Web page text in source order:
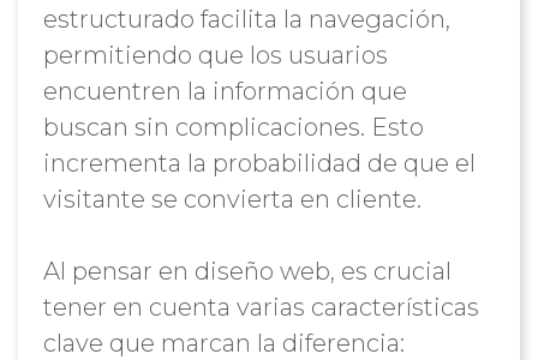
estructurado facilita la navegación,
permitiendo que los usuarios
encuentren la información que
buscan sin complicaciones. Esto
incrementa la probabilidad de que el
visitante se convierta en cliente.
Al pensar en diseño web, es crucial
tener en cuenta varias características
clave que marcan la diferencia: